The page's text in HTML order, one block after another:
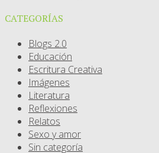
CATEGORÍAS
Blogs 2.0
Educación
Escritura Creativa
Imágenes
Literatura
Reflexiones
Relatos
Sexo y amor
Sin categoría